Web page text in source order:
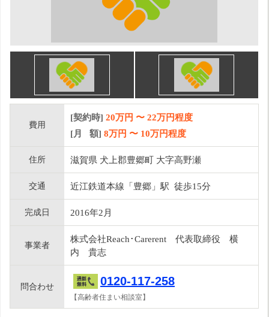
費用
[契約時] 20万円 〜 22万円程度
[月 額] 8万円 〜 10万円程度
住所 滋賀県 犬上郡豊郷町 大字高野瀬
交通 近江鉄道本線「豊郷」駅 徒歩15分
完成日 2016年2月
事業者
株式会社Reach･Carerent 代表取締役 横
内 貴志
問合わせ 0120-117-258
【高齢者住まい相談室】